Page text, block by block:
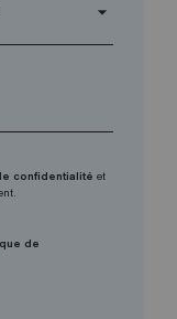
arrow_drop_down
confidentialité et
de